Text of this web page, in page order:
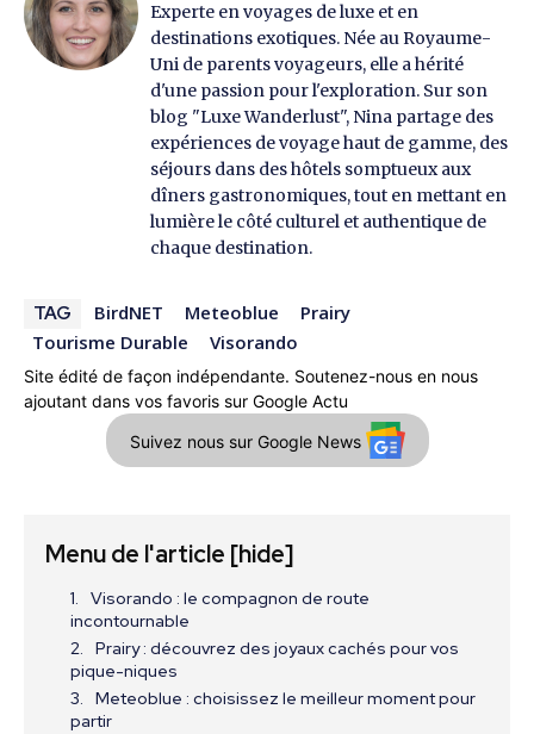
Experte en voyages de luxe et en
destinations exotiques. Née au Royaume-
Uni de parents voyageurs, elle a hérité
d'une passion pour l'exploration. Sur son
blog "Luxe Wanderlust", Nina partage des
expériences de voyage haut de gamme, des
séjours dans des hôtels somptueux aux
dîners gastronomiques, tout en mettant en
lumière le côté culturel et authentique de
chaque destination.
TAG BirdNET Meteoblue
Prairy
Tourisme Durable
Visorando
Site édité de façon indépendante. Soutenez-nous en nous
ajoutant dans vos favoris sur Google Actu
Suivez nous sur Google News
Menu de l'article [hide]
Visorando : le compagnon de route
incontournable
Prairy : découvrez des joyaux cachés pour vos
pique-niques
Meteoblue : choisissez le meilleur moment pour
partir